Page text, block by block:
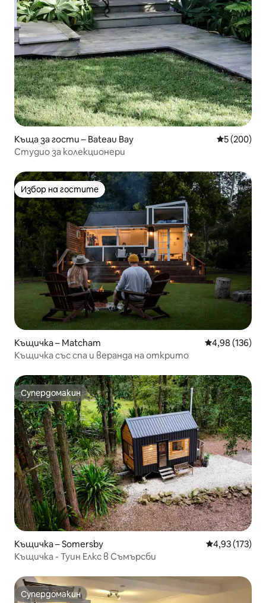
Къща за гости – Bateau Bay Средна
5 (200)
Студио за колекционери
Избор на гостите
Избор на гостите
Къщичка – Matcham Средна
4,98 (136)
Къщичка със спа и веранда на открито
Супердомакин
Супердомакин
Къщичка – Somersby Средна
4,93 (173)
Къщичка - Туин Елкс в Съмърсби
Супердомакин
Супердомакин